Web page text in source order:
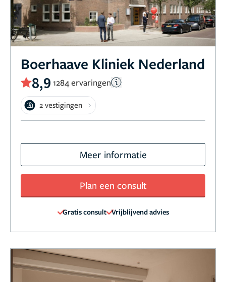
Boerhaave Kliniek Nederland
8,9 1284 ervaringen
2 vestigingen
Meer informatie
Plan een consult
Gratis consult Vrijblijvend advies